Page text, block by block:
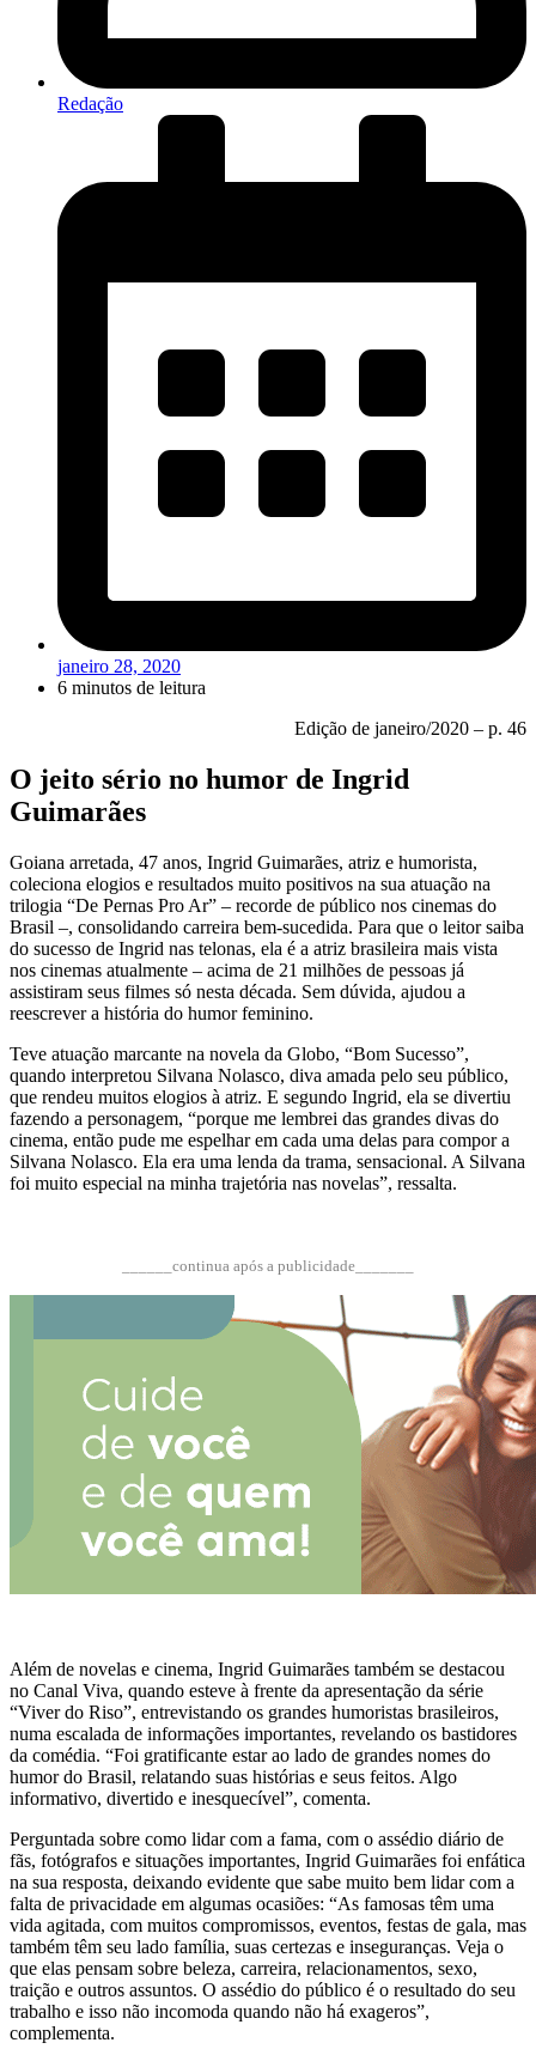
Redação
janeiro 28, 2020
6 minutos de leitura
Edição de janeiro/2020 – p. 46
O jeito sério no humor de Ingrid
Guimarães
Goiana arretada, 47 anos, Ingrid Guimarães, atriz e humorista,
coleciona elogios e resultados muito positivos na sua atuação na
trilogia “De Pernas Pro Ar” – recorde de público nos cinemas do
Brasil –, consolidando carreira bem-sucedida. Para que o leitor saiba
do sucesso de Ingrid nas telonas, ela é a atriz brasileira mais vista
nos cinemas atualmente – acima de 21 milhões de pessoas já
assistiram seus filmes só nesta década. Sem dúvida, ajudou a
reescrever a história do humor feminino.
Teve atuação marcante na novela da Globo, “Bom Sucesso”,
quando interpretou Silvana Nolasco, diva amada pelo seu público,
que rendeu muitos elogios à atriz. E segundo Ingrid, ela se divertiu
fazendo a personagem, “porque me lembrei das grandes divas do
cinema, então pude me espelhar em cada uma delas para compor a
Silvana Nolasco. Ela era uma lenda da trama, sensacional. A Silvana
foi muito especial na minha trajetória nas novelas”, ressalta.
______continua após a publicidade_______
Além de novelas e cinema, Ingrid Guimarães também se destacou
no Canal Viva, quando esteve à frente da apresentação da série
“Viver do Riso”, entrevistando os grandes humoristas brasileiros,
numa escalada de informações importantes, revelando os bastidores
da comédia. “Foi gratificante estar ao lado de grandes nomes do
humor do Brasil, relatando suas histórias e seus feitos. Algo
informativo, divertido e inesquecível”, comenta.
Perguntada sobre como lidar com a fama, com o assédio diário de
fãs, fotógrafos e situações importantes, Ingrid Guimarães foi enfática
na sua resposta, deixando evidente que sabe muito bem lidar com a
falta de privacidade em algumas ocasiões: “As famosas têm uma
vida agitada, com muitos compromissos, eventos, festas de gala, mas
também têm seu lado família, suas certezas e inseguranças. Veja o
que elas pensam sobre beleza, carreira, relacionamentos, sexo,
traição e outros assuntos. O assédio do público é o resultado do seu
trabalho e isso não incomoda quando não há exageros”,
complementa.